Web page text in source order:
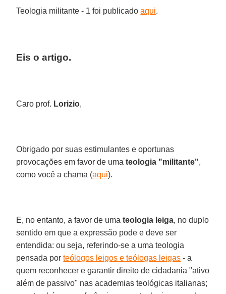
Teologia militante - 1 foi publicadoaqui.
Eis o artigo.
Caro prof. Lorizio,
Obrigado por suas estimulantes e oportunas
provocações em favor de umateologia "militante",
como você a chama (aqui).
E, no entanto, a favor de umateologia leiga, no duplo
sentido em que a expressão pode e deve ser
entendida: ou seja, referindo-se a uma teologia
pensada porteólogos leigos e teólogas leigas - a
quem reconhecer e garantir direito de cidadania "ativo
além de passivo" nas academias teológicas italianas;